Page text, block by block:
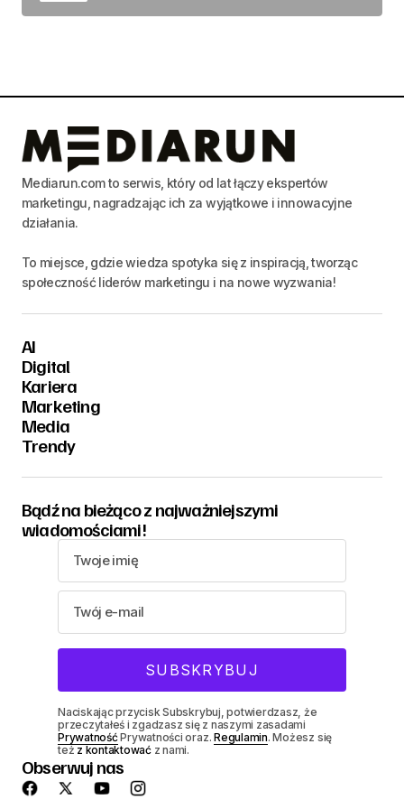
Mediarun.com to serwis, który od lat łączy ekspertów
marketingu, nagradzając ich za wyjątkowe i innowacyjne
działania.
To miejsce, gdzie wiedza spotyka się z inspiracją, tworząc
społeczność liderów marketingu i na nowe wyzwania!
AI
Digital
Kariera
Marketing
Media
Trendy
Bądź na bieżąco z najważniejszymi
wiadomościami!
Naciskając przycisk Subskrybuj, potwierdzasz, że
przeczytałeś i zgadzasz się z naszymi zasadami
PrywatnośćPrywatności oraz.Regulamin. Możesz się
też z kontaktowaćz nami.
Obserwuj nas